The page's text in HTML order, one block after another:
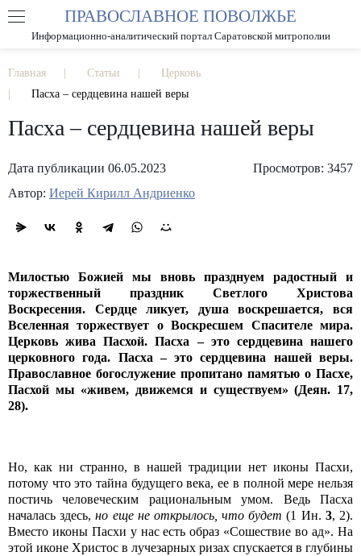
РАЗМЕР ШРИФТА А А
ПРАВОСЛАВНОЕ ПОВОЛЖЬЕ
Информационно-аналитический портал Саратовской митрополии
Главная Статьи
Церковь
Пасха – сердцевина нашей веры
Пасха – сердцевина нашей веры
Дата публикации 06.05.2023
Просмотров: 3457
Автор: Иерей Кирилл Андриенко
Милостью Божией мы вновь празднуем радостный и
торжественный праздник Светлого Христова
Воскресения. Сердце ликует, душа воскрешается, вся
Вселенная торжествует о Воскресшем Спасителе мира.
Церковь жива Пасхой. Пасха – это сердцевина нашего
церковного года. Пасха – это сердцевина нашей веры.
Православное богослужение пропитано памятью о Пасхе,
Пасхой мы «живем, движемся и существуем» (Деян. 17,
28).
Но, как ни странно, в нашей традиции нет иконы Пасхи,
потому что это тайна будущего века, ее в полной мере нельзя
постичь человеческим рациональным умом. Ведь Пасха
началась здесь,но еще не открылось, что будет (1 Ин. 3, 2).
Вместо иконы Пасхи у нас есть образ «Сошествие во ад». На
этой иконе Христос в лучезарных ризах спускается в глубины